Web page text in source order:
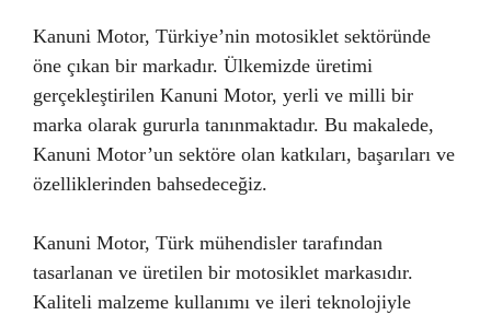
Kanuni Motor, Türkiye’nin motosiklet sektöründe
öne çıkan bir markadır. Ülkemizde üretimi
gerçekleştirilen Kanuni Motor, yerli ve milli bir
marka olarak gururla tanınmaktadır. Bu makalede,
Kanuni Motor’un sektöre olan katkıları, başarıları ve
özelliklerinden bahsedeceğiz.
Kanuni Motor, Türk mühendisler tarafından
tasarlanan ve üretilen bir motosiklet markasıdır.
Kaliteli malzeme kullanımı ve ileri teknolojiyle